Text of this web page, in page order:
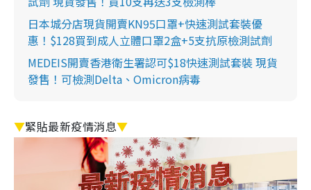
日本城分店現貨開賣KN95口罩+快速測試套裝優
惠！$128買到成人立體口罩2盒+5支抗原檢測試劑
MEDEIS開賣香港衛生署認可$18快速測試套裝 現貨
發售！可檢測Delta、Omicron病毒
▼緊貼最新疫情消息▼